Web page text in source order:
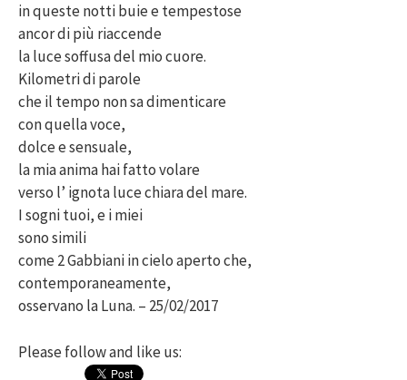
in queste notti buie e tempestose
ancor di più riaccende
la luce soffusa del mio cuore.
Kilometri di parole
che il tempo non sa dimenticare
con quella voce,
dolce e sensuale,
la mia anima hai fatto volare
verso l’ ignota luce chiara del mare.
I sogni tuoi, e i miei
sono simili
come 2 Gabbiani in cielo aperto che,
contemporaneamente,
osservano la Luna. – 25/02/2017
Please follow and like us: